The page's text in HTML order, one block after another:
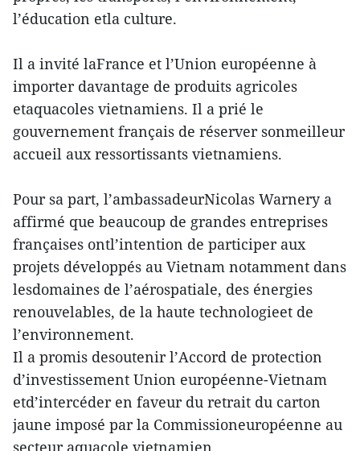
l’éducation etla culture.
Il a invité laFrance et l’Union européenne à
importer davantage de produits agricoles
etaquacoles vietnamiens. Il a prié le
gouvernement français de réserver sonmeilleur
accueil aux ressortissants vietnamiens.
Pour sa part, l’ambassadeurNicolas Warnery a
affirmé que beaucoup de grandes entreprises
françaises ontl’intention de participer aux
projets développés au Vietnam notamment dans
lesdomaines de l’aérospatiale, des énergies
renouvelables, de la haute technologieet de
l’environnement.
Il a promis desoutenir l’Accord de protection
d’investissement Union européenne-Vietnam
etd’intercéder en faveur du retrait du carton
jaune imposé par la Commissioneuropéenne au
secteur aquacole vietnamien.